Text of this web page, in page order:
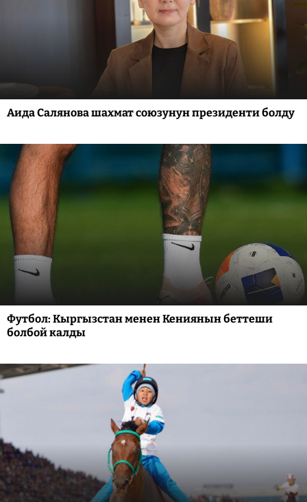
Аида Салянова шахмат союзунун президенти болду
Футбол: Кыргызстан менен Кениянын беттеши
болбой калды